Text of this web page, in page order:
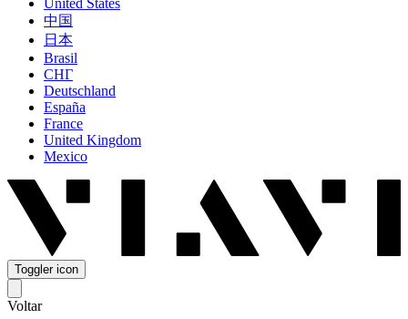
United States
中国
日本
Brasil
СНГ
Deutschland
España
France
United Kingdom
Mexico
Toggler icon
Voltar